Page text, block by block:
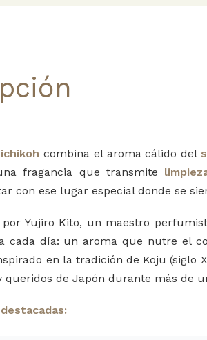
combina el aroma cálido del
fragancia que transmite
con ese lugar especial donde se
por Yujiro Kito, un maestro
cada día: un aroma que nutre el
en la tradición de Koju (siglo
queridos de Japón durante más de